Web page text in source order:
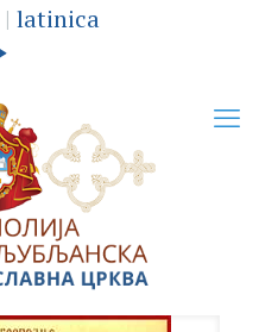
| latinica